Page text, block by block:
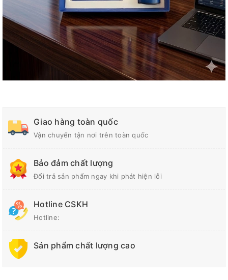
Giao hàng toàn quốc
Vận chuyển tận nơi trên toàn quốc
Bảo đảm chất lượng
Đổi trả sản phẩm ngay khi phát hiện lỗi
Hotline CSKH
Hotline:
Sản phẩm chất lượng cao